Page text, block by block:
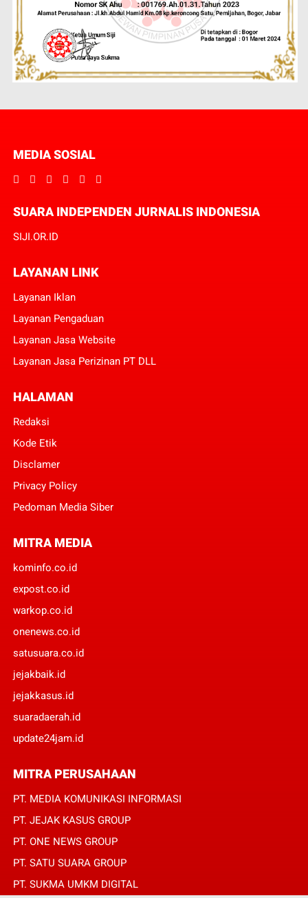
MEDIA SOSIAL
SUARA INDEPENDEN JURNALIS INDONESIA
SIJI.OR.ID
LAYANAN LINK
Layanan Iklan
Layanan Pengaduan
Layanan Jasa Website
Layanan Jasa Perizinan PT DLL
HALAMAN
Redaksi
Kode Etik
Disclamer
Privacy Policy
Pedoman Media Siber
MITRA MEDIA
kominfo.co.id
expost.co.id
warkop.co.id
onenews.co.id
satusuara.co.id
jejakbaik.id
jejakkasus.id
suaradaerah.id
update24jam.id
MITRA PERUSAHAAN
PT. MEDIA KOMUNIKASI INFORMASI
PT. JEJAK KASUS GROUP
PT. ONE NEWS GROUP
PT. SATU SUARA GROUP
PT. SUKMA UMKM DIGITAL